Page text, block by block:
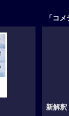
「コ
新解釈